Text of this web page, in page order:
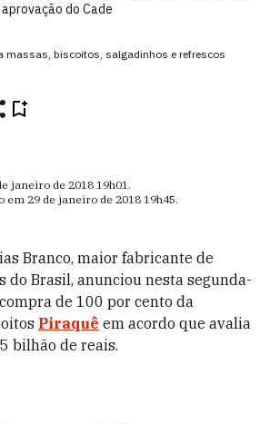
do Cade
massas, biscoitos, salgadinhos e refrescos
janeiro de 2018 19h01.
em 29 de janeiro de 2018 19h45.
Branco, maior fabricante de
do Brasil, anunciou nesta segunda-
de 100 por cento da
Piraquê em acordo que avalia
bilhão de reais.